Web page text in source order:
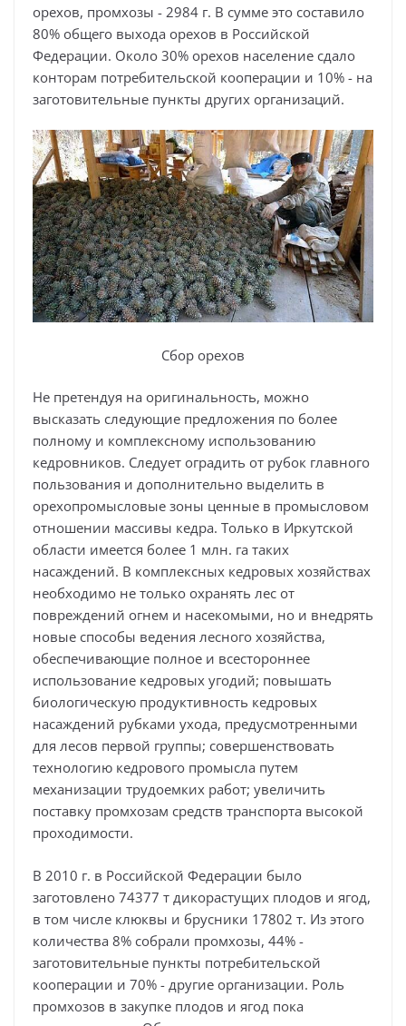
орехов, промхозы - 2984 г. В сумме это составило
80% общего выхода орехов в Российской
Федерации. Около 30% орехов население сдало
конторам потребительской кооперации и 10% - на
заготовительные пункты других организаций.
Сбор орехов
Не претендуя на оригинальность, можно
высказать следующие предложения по более
полному и комплексному использованию
кедровников. Следует оградить от рубок главного
пользования и дополнительно выделить в
орехопромысловые зоны ценные в промысловом
отношении массивы кедра. Только в Иркутской
области имеется более 1 млн. га таких
насаждений. В комплексных кедровых хозяйствах
необходимо не только охранять лес от
повреждений огнем и насекомыми, но и внедрять
новые способы ведения лесного хозяйства,
обеспечивающие полное и всестороннее
использование кедровых угодий; повышать
биологическую продуктивность кедровых
насаждений рубками ухода, предусмотренными
для лесов первой группы; совершенствовать
технологию кедрового промысла путем
механизации трудоемких работ; увеличить
поставку промхозам средств транспорта высокой
проходимости.
В 2010 г. в Российской Федерации было
заготовлено 74377 т дикорастущих плодов и ягод,
в том числе клюквы и брусники 17802 т. Из этого
количества 8% собрали промхозы, 44% -
заготовительные пункты потребительской
кооперации и 70% - другие организации. Роль
промхозов в закупке плодов и ягод пока